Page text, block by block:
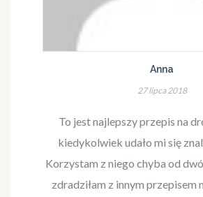
Anna
27 lipca 2018
To jest najlepszy przepis na
kiedykolwiek udało mi się
Korzystam z niego chyba od
zdradziłam z innym przepisem